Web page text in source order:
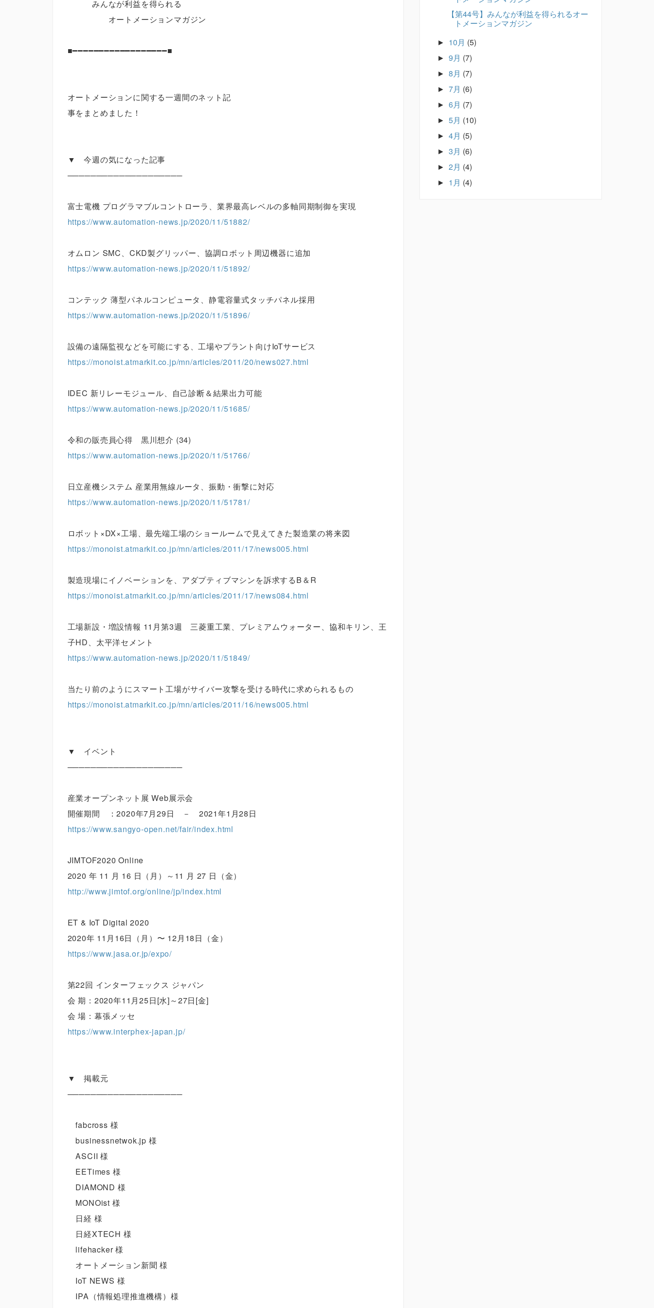
みんなが利益を得られる
オートメーションマガジン
■━━━━━━━━━━━━━━━━━━■
オートメーションに関する一週間のネット記
事をまとめました！
▼ 今週の気になった記事
────────────────────
富士電機 プログラマブルコントローラ、業界最高レベルの多軸同期制御を実現
https://www.automation-news.jp/2020/11/51882/
オムロン SMC、CKD製グリッパー、協調ロボット周辺機器に追加
https://www.automation-news.jp/2020/11/51892/
コンテック 薄型パネルコンピュータ、静電容量式タッチパネル採用
https://www.automation-news.jp/2020/11/51896/
設備の遠隔監視などを可能にする、工場やプラント向けIoTサービス
https://monoist.atmarkit.co.jp/mn/articles/2011/20/news027.html
IDEC 新リレーモジュール、自己診断＆結果出力可能
https://www.automation-news.jp/2020/11/51685/
令和の販売員心得 黒川想介 (34)
https://www.automation-news.jp/2020/11/51766/
日立産機システム 産業用無線ルータ、振動・衝撃に対応
https://www.automation-news.jp/2020/11/51781/
ロボット×DX×工場、最先端工場のショールームで見えてきた製造業の将来図
https://monoist.atmarkit.co.jp/mn/articles/2011/17/news005.html
製造現場にイノベーションを、アダプティブマシンを訴求するB＆R
https://monoist.atmarkit.co.jp/mn/articles/2011/17/news084.html
工場新設・増設情報 11月第3週 三菱重工業、プレミアムウォーター、協和キリン、王
子HD、太平洋セメント
https://www.automation-news.jp/2020/11/51849/
当たり前のようにスマート工場がサイバー攻撃を受ける時代に求められるもの
https://monoist.atmarkit.co.jp/mn/articles/2011/16/news005.html
▼ イベント
────────────────────
産業オープンネット展 Web展示会
開催期間 ：2020年7月29日 － 2021年1月28日
https://www.sangyo-open.net/fair/index.html
JIMTOF2020 Online
2020 年 11 月 16 日（月）～11 月 27 日（金）
http://www.jimtof.org/online/jp/index.html
ET & IoT Digital 2020
2020年 11月16日（月）〜 12月18日（金）
https://www.jasa.or.jp/expo/
第22回 インターフェックス ジャパン
会 期：2020年11月25日[水]～27日[金]
会 場：幕張メッセ
https://www.interphex-japan.jp/
▼ 掲載元
────────────────────
fabcross 様
businessnetwok.jp 様
ASCII 様
EETimes 様
DIAMOND 様
MONOist 様
日経 様
日経XTECH 様
lifehacker 様
オートメーション新聞 様
IoT NEWS 様
IPA（情報処理推進機構）様
【第44号】みんなが利益を得られるオー
トメーションマガジン
► 10月 (5)
► 9月 (7)
► 8月 (7)
► 7月 (6)
► 6月 (7)
► 5月 (10)
► 4月 (5)
► 3月 (6)
► 2月 (4)
► 1月 (4)